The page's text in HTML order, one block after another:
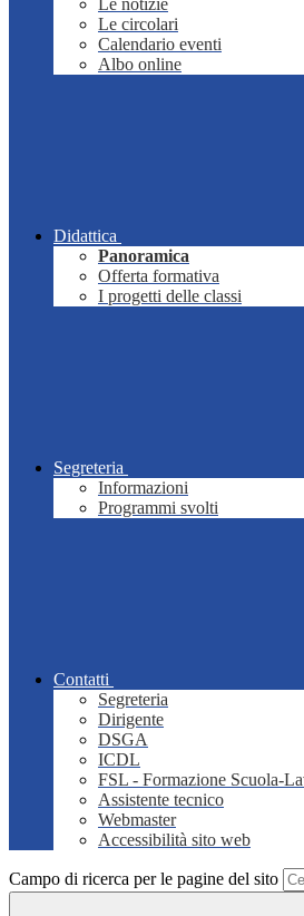
Le notizie
Le circolari
Calendario eventi
Albo online
Didattica
Panoramica
Offerta formativa
I progetti delle classi
Segreteria
Informazioni
Programmi svolti
Contatti
Segreteria
Dirigente
DSGA
ICDL
FSL - Formazione Scuola-
Assistente tecnico
Webmaster
Accessibilità sito web
Campo di ricerca per le pagine del sito